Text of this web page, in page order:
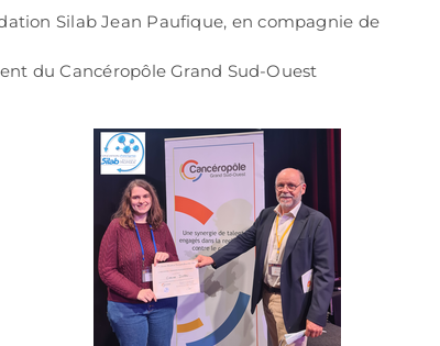
Silab Jean Paufique, en compagnie de
du Cancéropôle Grand Sud-Ouest